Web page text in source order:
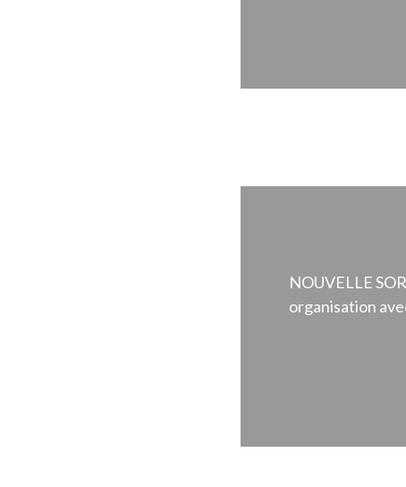
NOUVELLE
organisation